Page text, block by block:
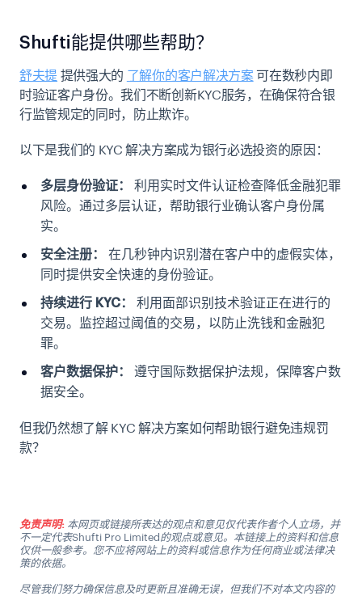
Shufti能提供哪些帮助？
舒夫提 提供强大的 了解你的客户解决方案可在数秒内即
时验证客户身份。我们不断创新KYC服务，在确保符合银
行监管规定的同时，防止欺诈。
以下是我们的 KYC 解决方案成为银行必选投资的原因：
多层身份验证：
利用实时文件认证检查降低金融犯罪
风险。通过多层认证，帮助银行业确认客户身份属
实。
安全注册：
在几秒钟内识别潜在客户中的虚假实体，
同时提供安全快速的身份验证。
持续进行 KYC：
利用面部识别技术验证正在进行的
交易。监控超过阈值的交易，以防止洗钱和金融犯
罪。
客户数据保护：
遵守国际数据保护法规，保障客户数
据安全。
但我仍然想了解 KYC 解决方案如何帮助银行避免违规罚
款？
免责声明: 本网页或链接所表达的观点和意见仅代表作者个人立场，并
不一定代表Shufti Pro Limited的观点或意见。本链接上的资料和信息
仅供一般参考。您不应将网站上的资料或信息作为任何商业或法律决
策的依据。
尽管我们努力确保信息及时更新且准确无误，但我们不对本文内容的